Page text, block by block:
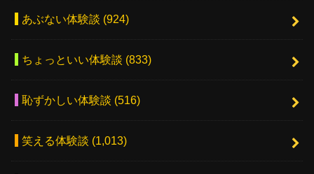
あぶない体験談 (924)
ちょっといい体験談 (833)
恥ずかしい体験談 (516)
笑える体験談 (1,013)